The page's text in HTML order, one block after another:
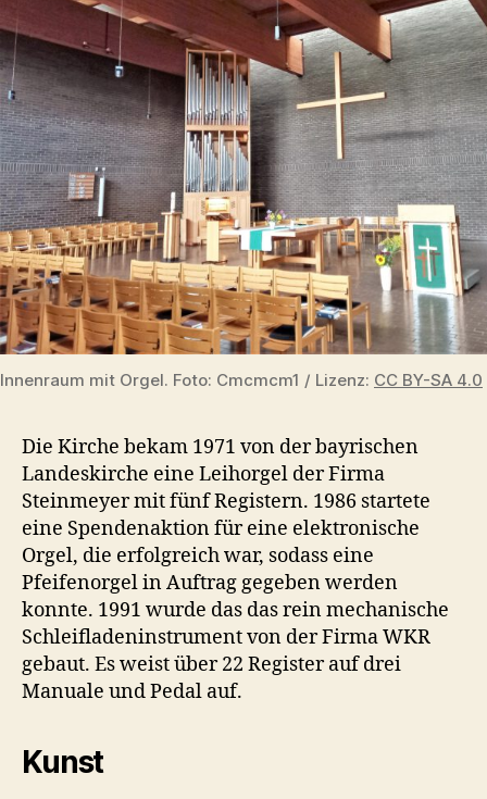
Innenraum mit Orgel. Foto: Cmcmcm1 / Lizenz: CC BY-SA 4.0
Die Kirche bekam 1971 von der bayrischen
Landeskirche eine Leihorgel der Firma
Steinmeyer mit fünf Registern. 1986 startete
eine Spendenaktion für eine elektronische
Orgel, die erfolgreich war, sodass eine
Pfeifenorgel in Auftrag gegeben werden
konnte. 1991 wurde das das rein mechanische
Schleifladeninstrument von der Firma WKR
gebaut. Es weist über 22 Register auf drei
Manuale und Pedal auf.
Kunst